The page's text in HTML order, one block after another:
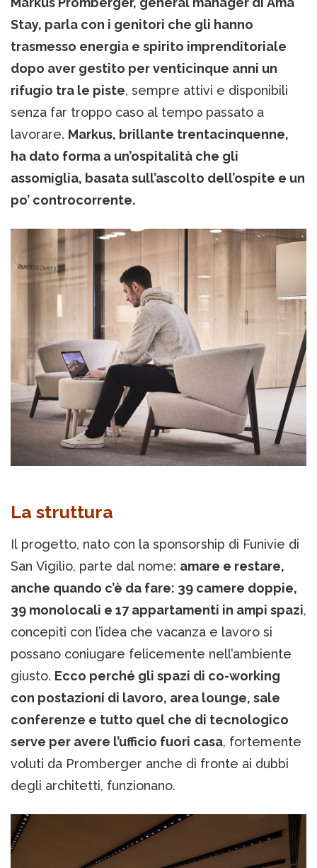
Stay, parla con i genitori che gli hanno
trasmesso energia e spirito imprenditoriale
dopo aver gestito per venticinque anni un
rifugio tra le piste, sempre attivi e disponibili
senza far troppo caso al tempo passato a
lavorare. Markus, brillante trentacinquenne,
ha dato forma a un’ospitalità che gli
assomiglia, basata sull’ascolto dell’ospite e un
po’ controcorrente.
La struttura
Il progetto, nato con la sponsorship di Funivie di
San Vigilio, parte dal nome: amare e restare,
anche quando c’è da fare: 39 camere doppie,
39 monolocali e 17 appartamenti in ampi spazi,
concepiti con l’idea che vacanza e lavoro si
possano coniugare felicemente nell’ambiente
giusto. Ecco perché gli spazi di co-working
con postazioni di lavoro, area lounge, sale
conferenze e tutto quel che di tecnologico
serve per avere l’ufficio fuori casa, fortemente
voluti da Promberger anche di fronte ai dubbi
degli architetti, funzionano.